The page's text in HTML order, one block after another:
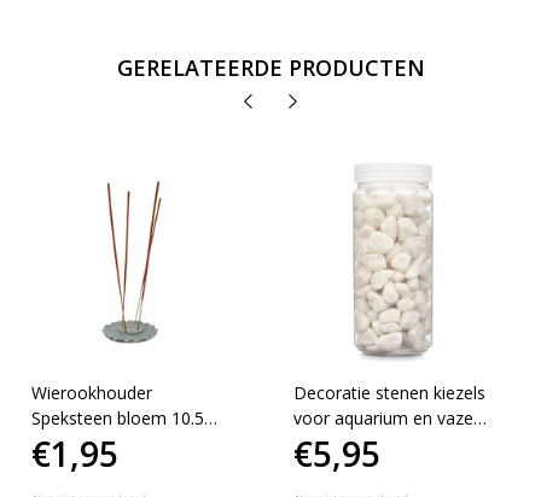
GERELATEERDE PRODUCTEN
Wierookhouder
Speksteen bloem 10.5
cm
€1,95
Decoratie stenen kiezels
voor aquarium en vazen
- 10-20 mm steentjes -
Wit- 700 gram
€5,95